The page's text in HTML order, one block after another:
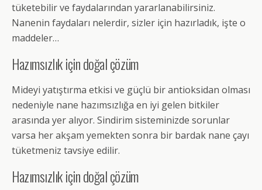
tüketebilir ve faydalarından yararlanabilirsiniz.
Nanenin faydaları nelerdir, sizler için hazırladık, işte o
maddeler…
Hazımsızlık için doğal çözüm
Mideyi yatıştırma etkisi ve güçlü bir antioksidan olması
nedeniyle nane hazımsızlığa en iyi gelen bitkiler
arasında yer alıyor. Sindirim sisteminizde sorunlar
varsa her akşam yemekten sonra bir bardak nane çayı
tüketmeniz tavsiye edilir.
Hazımsızlık için doğal çözüm